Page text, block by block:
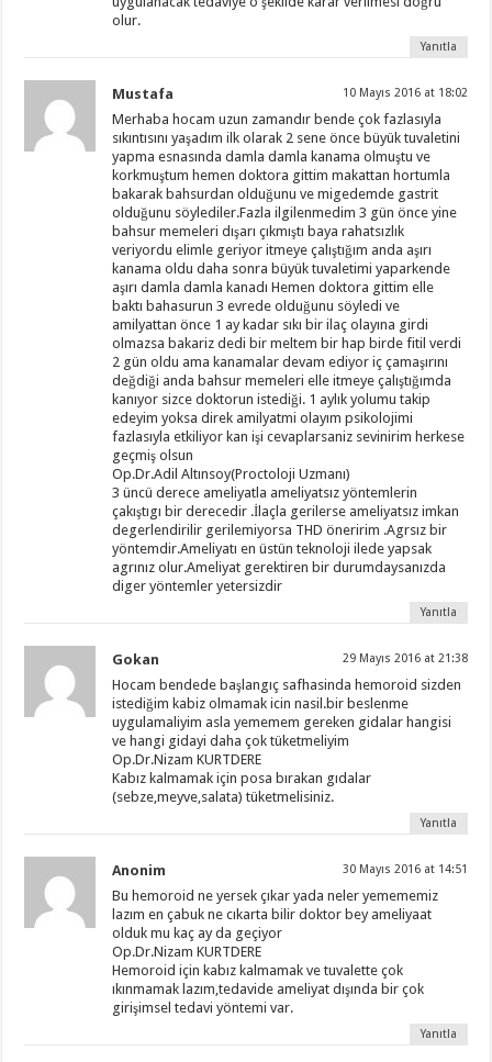
olur.
Yanıtla
Mustafa 10 Mayıs 2016 at 18:02
Merhaba hocam uzun zamandır bende çok fazlasıyla
sıkıntısını yaşadım ilk olarak 2 sene önce büyük tuvaletini
yapma esnasında damla damla kanama olmuştu ve
korkmuştum hemen doktora gittim makattan hortumla
bakarak bahsurdan olduğunu ve migedemde gastrit
olduğunu söylediler.Fazla ilgilenmedim 3 gün önce yine
bahsur memeleri dışarı çıkmıştı baya rahatsızlık
veriyordu elimle geriyor itmeye çalıştığım anda aşırı
kanama oldu daha sonra büyük tuvaletimi yaparkende
aşırı damla damla kanadı Hemen doktora gittim elle
baktı bahasurun 3 evrede olduğunu söyledi ve
amilyattan önce 1 ay kadar sıkı bir ilaç olayına girdi
olmazsa bakariz dedi bir meltem bir hap birde fitil verdi
2 gün oldu ama kanamalar devam ediyor iç çamaşırını
değdiği anda bahsur memeleri elle itmeye çalıştığımda
kanıyor sizce doktorun istediği. 1 aylık yolumu takip
edeyim yoksa direk amilyatmi olayım psikolojimi
fazlasıyla etkiliyor kan işi cevaplarsaniz sevinirim herkese
geçmiş olsun
Op.Dr.Adil Altınsoy(Proctoloji Uzmanı)
3 üncü derece ameliyatla ameliyatsız yöntemlerin
çakıştıgı bir derecedir .İlaçla gerilerse ameliyatsız imkan
degerlendirilir gerilemiyorsa THD öneririm .Agrsız bir
yöntemdir.Ameliyatı en üstün teknoloji ilede yapsak
agrınız olur.Ameliyat gerektiren bir durumdaysanızda
diger yöntemler yetersizdir
Yanıtla
Gokan 29 Mayıs 2016 at 21:38
Hocam bendede başlangıç safhasinda hemoroid sizden
istediğim kabiz olmamak icin nasil.bir beslenme
uygulamaliyim asla yememem gereken gidalar hangisi
ve hangi gidayi daha çok tüketmeliyim
Op.Dr.Nizam KURTDERE
Kabız kalmamak için posa bırakan gıdalar
(sebze,meyve,salata) tüketmelisiniz.
Yanıtla
Anonim 30 Mayıs 2016 at 14:51
Bu hemoroid ne yersek çıkar yada neler yemememiz
lazım en çabuk ne cıkarta bilir doktor bey ameliyaat
olduk mu kaç ay da geçiyor
Op.Dr.Nizam KURTDERE
Hemoroid için kabız kalmamak ve tuvalette çok
ıkınmamak lazım,tedavide ameliyat dışında bir çok
girişimsel tedavi yöntemi var.
Yanıtla